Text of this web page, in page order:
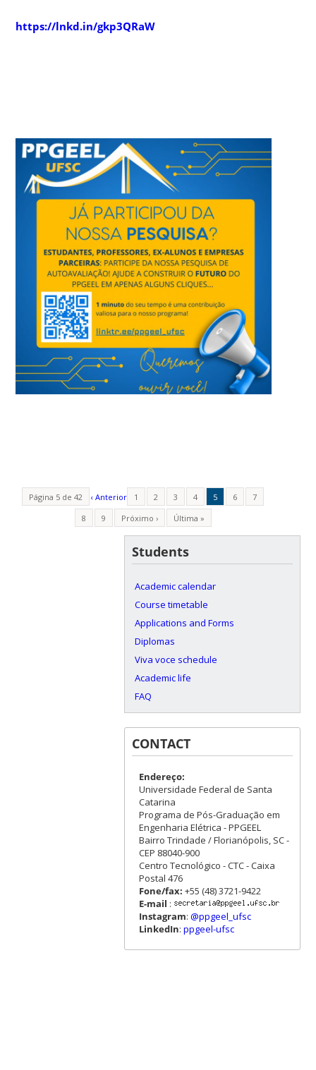
https://lnkd.in/gkp3QRaW
Página 5 de 42 ‹ Anterior 1 2 3 4 5 6
7
8
9 Próximo › Última »
Students
Academic calendar
Course timetable
Applications and Forms
Diplomas
Viva voce schedule
Academic life
FAQ
CONTACT
Endereço:
Universidade Federal de Santa
Catarina
Programa de Pós-Graduação em
Engenharia Elétrica - PPGEEL
Bairro Trindade / Florianópolis, SC -
CEP 88040-900
Centro Tecnológico - CTC - Caixa
Postal 476
Fone/fax: +55 (48) 3721-9422
E-mail :
Instagram: @ppgeel_ufsc
LinkedIn: ppgeel-ufsc